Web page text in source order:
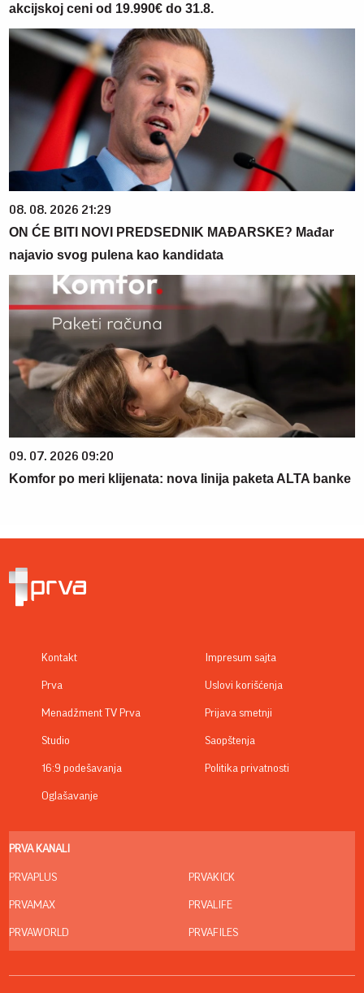
akcijskoj ceni od 19.990€ do 31.8.
08. 08. 2026 21:29
ON ĆE BITI NOVI PREDSEDNIK MAĐARSKE? Mađar
najavio svog pulena kao kandidata
09. 07. 2026 09:20
Komfor po meri klijenata: nova linija paketa ALTA banke
Kontakt
Prva
Menadžment TV Prva
Studio
16:9 podešavanja
Oglašavanje
Impresum sajta
Uslovi korišćenja
Prijava smetnji
Saopštenja
Politika privatnosti
PRVA KANALI
PRVAPLUS
PRVAMAX
PRVAWORLD
PRVAKICK
PRVALIFE
PRVAFILES